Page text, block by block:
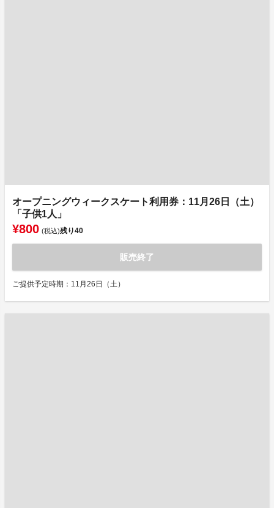
オープニングウィークスケート利用券：11月26日（土）
「子供1人」
¥800 (税込)残り40
販売終了
ご提供予定時期：11月26日（土）